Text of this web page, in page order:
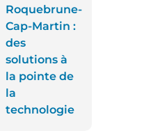
Roquebrune-
Cap-Martin :
des
solutions à
la pointe de
la
technologie